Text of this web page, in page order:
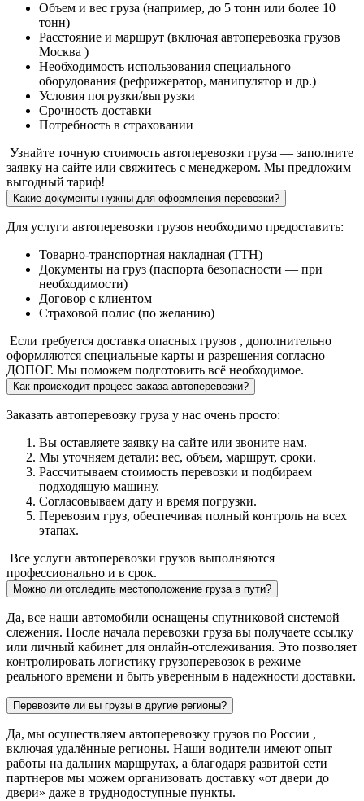
Объем и вес груза (например, до 5 тонн или более 10
тонн)
Расстояние и маршрут (включая автоперевозка грузов
Москва )
Необходимость использования специального
оборудования (рефрижератор, манипулятор и др.)
Условия погрузки/выгрузки
Срочность доставки
Потребность в страховании
Узнайте точную стоимость автоперевозки груза — заполните
заявку на сайте или свяжитесь с менеджером. Мы предложим
выгодный тариф!
Какие документы нужны для оформления перевозки?
Для услуги автоперевозки грузов необходимо предоставить:
Товарно-транспортная накладная (ТТН)
Документы на груз (паспорта безопасности — при
необходимости)
Договор с клиентом
Страховой полис (по желанию)
Если требуется доставка опасных грузов , дополнительно
оформляются специальные карты и разрешения согласно
ДОПОГ. Мы поможем подготовить всё необходимое.
Как происходит процесс заказа автоперевозки?
Заказать автоперевозку груза у нас очень просто:
Вы оставляете заявку на сайте или звоните нам.
Мы уточняем детали: вес, объем, маршрут, сроки.
Рассчитываем стоимость перевозки и подбираем
подходящую машину.
Согласовываем дату и время погрузки.
Перевозим груз, обеспечивая полный контроль на всех
этапах.
Все услуги автоперевозки грузов выполняются
профессионально и в срок.
Можно ли отследить местоположение груза в пути?
Да, все наши автомобили оснащены спутниковой системой
слежения. После начала перевозки груза вы получаете ссылку
или личный кабинет для онлайн-отслеживания. Это позволяет
контролировать логистику грузоперевозок в режиме
реального времени и быть уверенным в надежности доставки.
Перевозите ли вы грузы в другие регионы?
Да, мы осуществляем автоперевозку грузов по России ,
включая удалённые регионы. Наши водители имеют опыт
работы на дальних маршрутах, а благодаря развитой сети
партнеров мы можем организовать доставку «от двери до
двери» даже в труднодоступные пункты.